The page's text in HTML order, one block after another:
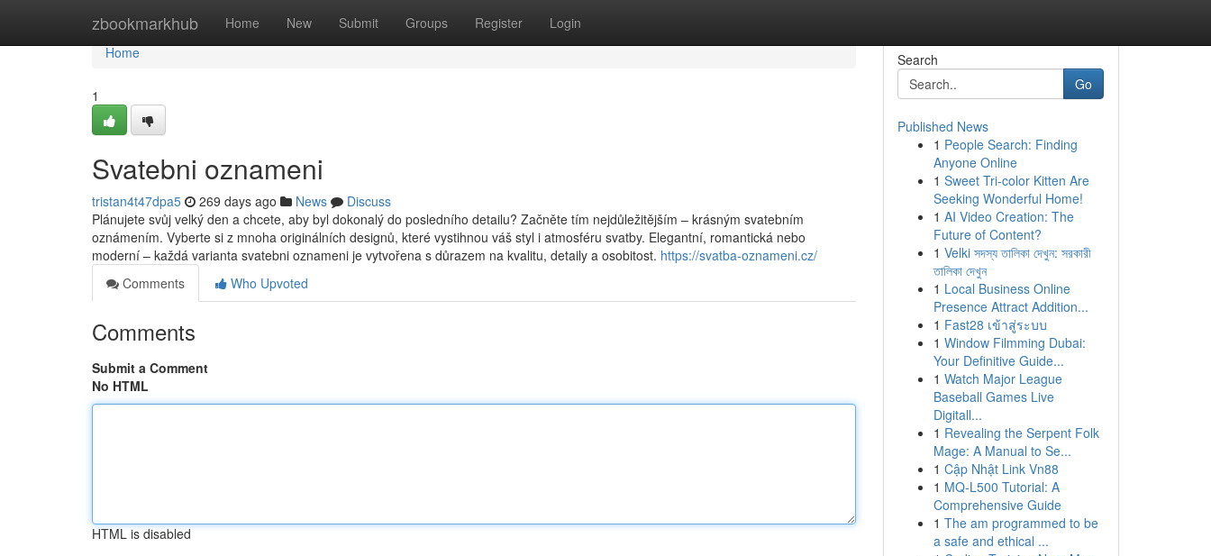
zbookmarkhub Home New Submit Groups Register Login
Home
Home
1
Svatebni oznameni
tristan4t47dpa5 269 days ago News
Discuss
Plánujete svůj velký den a chcete, aby byl dokonalý do posledního detailu? Začněte tím nejdůležitějším – krásným svatebním
oznámením. Vyberte si z mnoha originálních designů, které vystihnou váš styl i atmosféru svatby. Elegantní, romantická nebo
moderní – každá varianta svatebni oznameni je vytvořena s důrazem na kvalitu, detaily a osobitost. https://svatba-oznameni.cz/
Comments
Who Upvoted
Comments
Submit a Comment
No HTML
HTML is disabled
Search
Go
Published News
1 People Search: Finding
Anyone Online
1 Sweet Tri-color Kitten Are
Seeking Wonderful Home!
1 AI Video Creation: The
Future of Content?
1 Velki সদস্য তালিকা দেখুন: সরকারী
তালিকা দেখুন
1 Local Business Online
Presence Attract Addition...
1 Fast28 เข้าสู่ระบบ
1 Window Filmming Dubai:
Your Definitive Guide...
1 Watch Major League
Baseball Games Live
Digitall...
1 Revealing the Serpent Folk
Mage: A Manual to Se...
1 Cập Nhật Link Vn88
1 MQ-L500 Tutorial: A
Comprehensive Guide
1 The am programmed to be
a safe and ethical ...